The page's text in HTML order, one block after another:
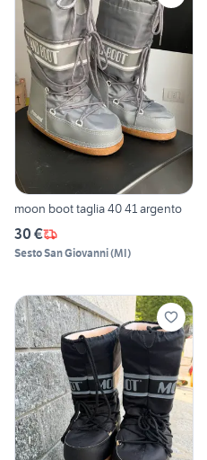
moon boot taglia 40 41 argento
30 €
Sesto San Giovanni(MI)